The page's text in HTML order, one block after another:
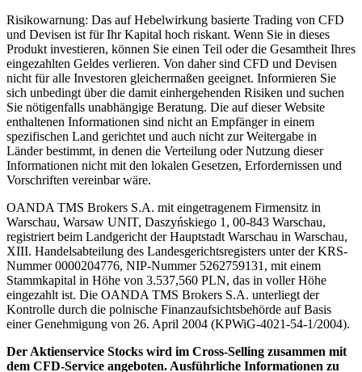
Risikowarnung: Das auf Hebelwirkung basierte Trading von CFD
und Devisen ist für Ihr Kapital hoch riskant. Wenn Sie in dieses
Produkt investieren, können Sie einen Teil oder die Gesamtheit Ihres
eingezahlten Geldes verlieren. Von daher sind CFD und Devisen
nicht für alle Investoren gleichermaßen geeignet. Informieren Sie
sich unbedingt über die damit einhergehenden Risiken und suchen
Sie nötigenfalls unabhängige Beratung. Die auf dieser Website
enthaltenen Informationen sind nicht an Empfänger in einem
spezifischen Land gerichtet und auch nicht zur Weitergabe in
Länder bestimmt, in denen die Verteilung oder Nutzung dieser
Informationen nicht mit den lokalen Gesetzen, Erfordernissen und
Vorschriften vereinbar wäre.
OANDA TMS Brokers S.A. mit eingetragenem Firmensitz in
Warschau, Warsaw UNIT, Daszyńskiego 1, 00-843 Warschau,
registriert beim Landgericht der Hauptstadt Warschau in Warschau,
XIII. Handelsabteilung des Landesgerichtsregisters unter der KRS-
Nummer 0000204776, NIP-Nummer 5262759131, mit einem
Stammkapital in Höhe von 3.537,560 PLN, das in voller Höhe
eingezahlt ist. Die OANDA TMS Brokers S.A. unterliegt der
Kontrolle durch die polnische Finanzaufsichtsbehörde auf Basis
einer Genehmigung von 26. April 2004 (KPWiG-4021-54-1/2004).
Der Aktienservice Stocks wird im Cross-Selling zusammen mit
dem CFD-Service angeboten. Ausführliche Informationen zu